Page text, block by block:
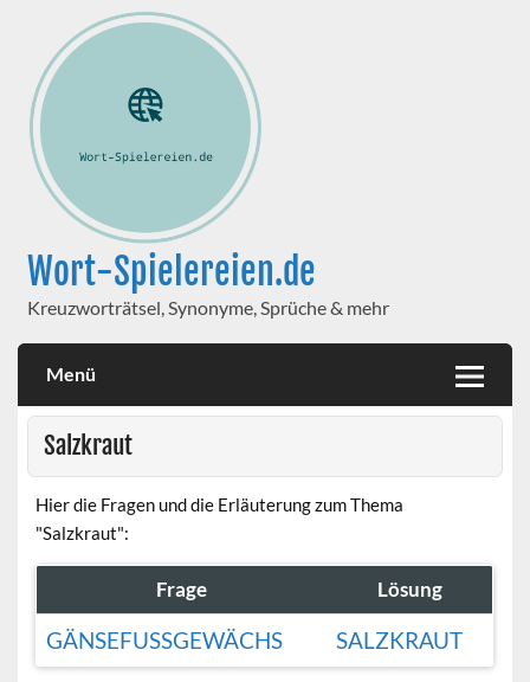
Wort-Spielereien.de
Kreuzworträtsel, Synonyme, Sprüche & mehr
Menü
Salzkraut
Hier die Fragen und die Erläuterung zum Thema
"Salzkraut":
Frage Lösung
GÄNSEFUSSGEWÄCHS SALZKRAUT